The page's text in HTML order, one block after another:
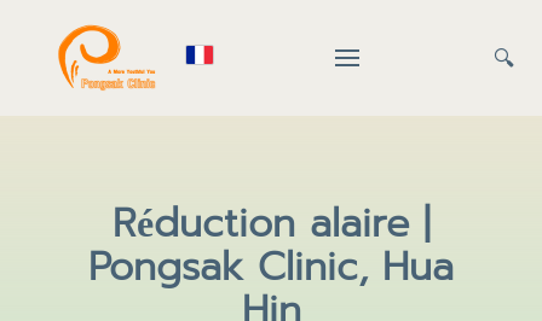
🔍
Réduction alaire |
Pongsak Clinic, Hua